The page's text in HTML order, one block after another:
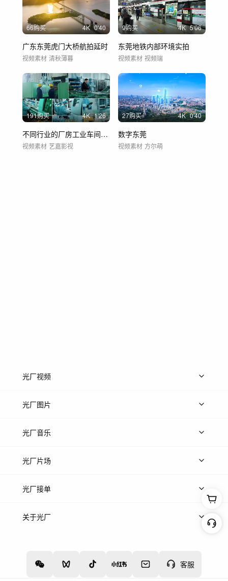
66购买 4K 0'40
广东东莞虎门大桥航拍延时
视频素材 清秋薄暮
9购买 4K 5'06
东莞地铁内部环境实拍
视频素材 视频瑞
191购买 4K 1'26
不同行业的厂房工业车间机械智能制造
视频素材 艺嘉影视
27购买 4K 0'40
数字东莞
视频素材 方尔萌
客服
光厂视频
上传视频
光厂图片
上传图片
光厂音乐
热门音乐
光厂片场
上传案例
光厂接单
上架服务
关于光厂